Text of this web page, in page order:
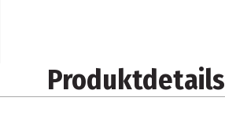
Produktdetails